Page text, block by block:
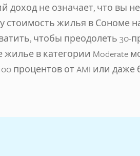
доход не означает, что вы
стоимость жилья в Сономе
чтобы преодолеть
жилье в категории Moderate
процентов от AMI или даже